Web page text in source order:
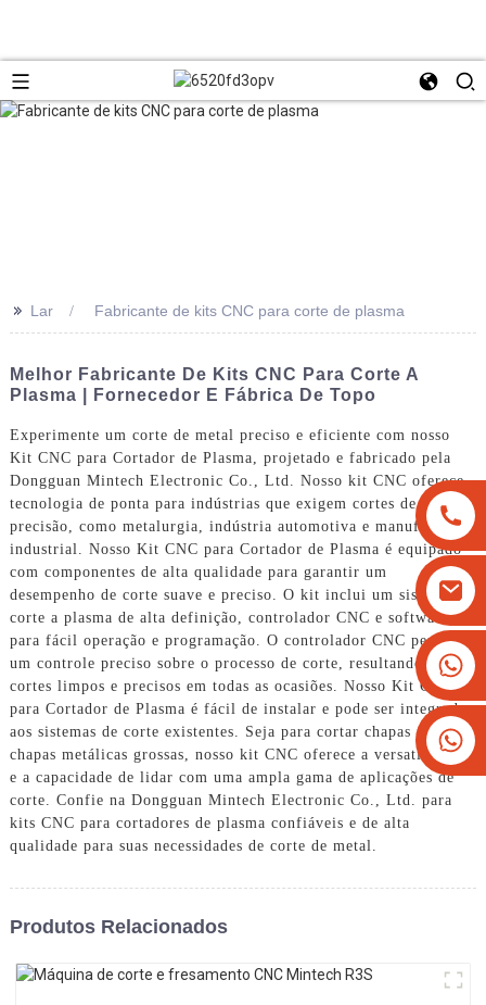
+8613825779334
+16266628193
>> Lar Fabricante de kits CNC para corte de plasma
Melhor Fabricante De Kits CNC Para Corte A
Plasma | Fornecedor E Fábrica De Topo
Experimente um corte de metal preciso e eficiente com nosso
Kit CNC para Cortador de Plasma, projetado e fabricado pela
Dongguan Mintech Electronic Co., Ltd. Nosso kit CNC oferece
tecnologia de ponta para indústrias que exigem cortes de
precisão, como metalurgia, indústria automotiva e manufatura
industrial. Nosso Kit CNC para Cortador de Plasma é equipado
com componentes de alta qualidade para garantir um
desempenho de corte suave e preciso. O kit inclui um sistema de
corte a plasma de alta definição, controlador CNC e software
para fácil operação e programação. O controlador CNC permite
um controle preciso sobre o processo de corte, resultando em
cortes limpos e precisos em todas as ocasiões. Nosso Kit CNC
para Cortador de Plasma é fácil de instalar e pode ser integrado
aos sistemas de corte existentes. Seja para cortar chapas finas ou
chapas metálicas grossas, nosso kit CNC oferece a versatilidade
e a capacidade de lidar com uma ampla gama de aplicações de
corte. Confie na Dongguan Mintech Electronic Co., Ltd. para
kits CNC para cortadores de plasma confiáveis ​​e de alta
qualidade para suas necessidades de corte de metal.
Produtos Relacionados